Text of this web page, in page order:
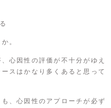
。
心因性の評価が不十分がゆえ
スはかなり多くあると思って
、心因性のアプローチが必ず